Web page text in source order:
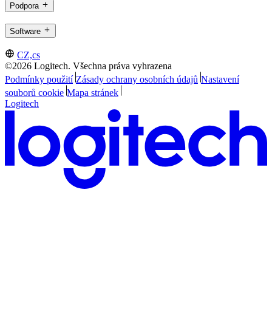
Podpora
Software
CZ,cs
©2026 Logitech. Všechna práva vyhrazena
Podmínky použití Zásady ochrany osobních údajů Nastavení
souborů cookie Mapa stránek
Logitech